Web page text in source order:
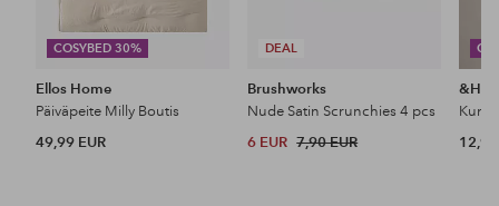
COSYBED 30%
Ellos Home
Päiväpeite Milly Boutis
49,99 EUR
DEAL
Brushworks
Nude Satin Scrunchies 4 pcs
6 EUR 7,90 EUR 12,99